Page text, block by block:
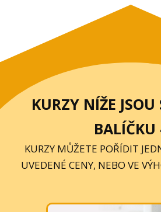
KURZY NÍŽE JSOU
BALÍČKU
KURZY MŮŽETE POŘÍDIT
UVEDENÉ CENY, NEBO VE